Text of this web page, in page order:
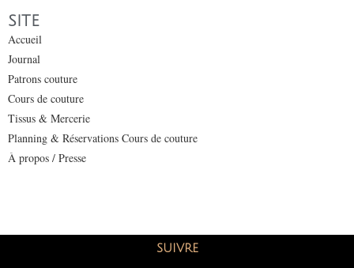
SITE
Accueil
Journal
Patrons couture
Cours de couture
Tissus & Mercerie
Planning & Réservations Cours de couture
À propos / Presse
SUIVRE